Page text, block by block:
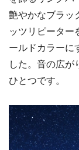
艶やかなブラッ
ッツリピーター
ールドカラーに
した。音の広
ひとつです。